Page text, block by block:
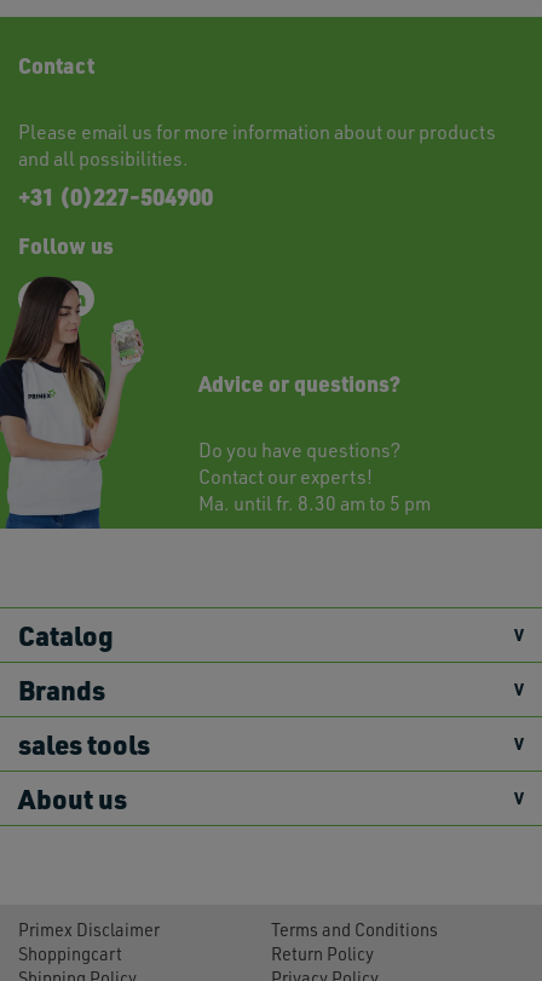
Contact
Please email us for more information about our products
and all possibilities.
+31 (0)227-504900
Follow us
Advice or questions?
Do you have questions?
Contact our experts!
Ma. until fr. 8.30 am to 5 pm
Catalog
Brands
sales tools
About us
Primex Disclaimer
Terms and Conditions
Shoppingcart
Return Policy